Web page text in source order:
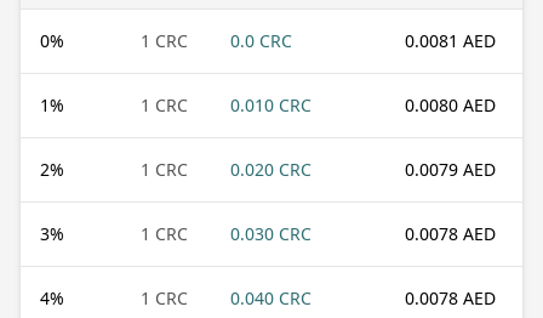
0% 1 CRC 0.0 CRC 0.0081 AED
1% 1 CRC 0.010 CRC 0.0080 AED
2% 1 CRC 0.020 CRC 0.0079 AED
3% 1 CRC 0.030 CRC 0.0078 AED
4% 1 CRC 0.040 CRC 0.0078 AED